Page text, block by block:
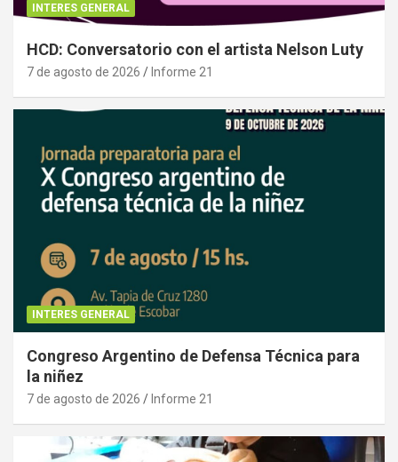
INTERES GENERAL
HCD: Conversatorio con el artista Nelson Luty
7 de agosto de 2026 Informe 21
INTERES GENERAL
Congreso Argentino de Defensa Técnica para
la niñez
7 de agosto de 2026 Informe 21